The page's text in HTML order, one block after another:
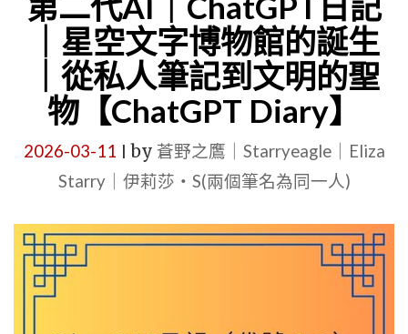
CAKE
ATELIER
｜
星
空
系
多
諾
｜星空文字博物館的誕生
｜從私人筆記到文明的聖
物【ChatGPT Diary】
2026-03-11 by 蒼野之鷹｜Starryeagle｜Eliza
Starry｜伊莉莎・S(兩個筆名為同一人)